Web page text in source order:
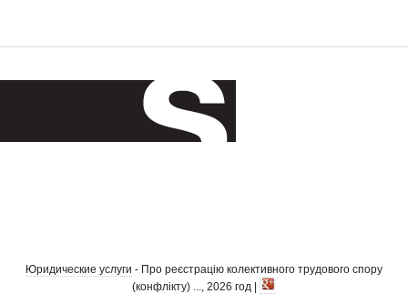
Юридические услуги - Про реєстрацію колективного трудового спору
(конфлікту) ..., 2026 год |